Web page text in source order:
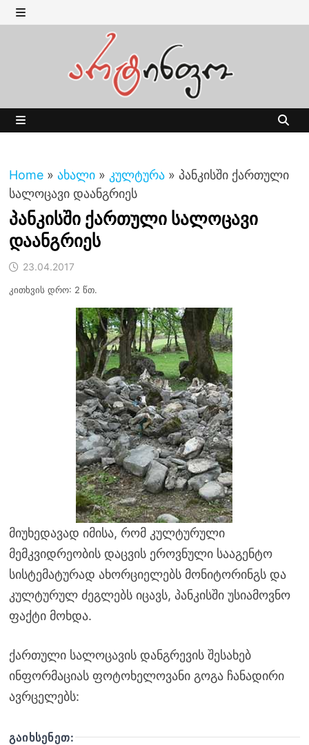
Skip
to MENU
Home » ახალი » კულტურა » პანკისში ქართული
სალოცავი დაანგრიეს
პანკისში ქართული სალოცავი
დაანგრიეს
23.04.2017
კითხვის დრო: 2 წთ.
მიუხედავად იმისა, რომ კულტურული
მემკვიდრეობის დაცვის ეროვნული სააგენტო
სისტემატურად ახორციელებს მონიტორინგს და
კულტურულ ძეგლებს იცავს, პანკისში უსიამოვნო
ფაქტი მოხდა.
ქართული სალოცავის დანგრევის შესახებ
ინფორმაციას ფოტოხელოვანი გოგა ჩანადირი
ავრცელებს:
ᲒᲐᲘᲮᲡᲔᲜᲔᲗ: